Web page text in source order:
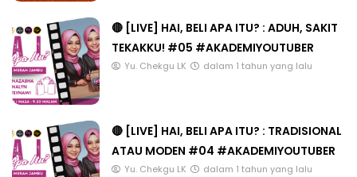
🔴 [LIVE] HAI, BELI APA ITU? : ADUH, SAKIT
TEKAKKU! #05 #AKADEMIYOUTUBER
Yu. Chekgu LK dalam 1 tahun yang lalu
🔴 [LIVE] HAI, BELI APA ITU? : TRADISIONAL
ATAU MODEN #04 #AKADEMIYOUTUBER
Yu. Chekgu LK dalam 1 tahun yang lalu